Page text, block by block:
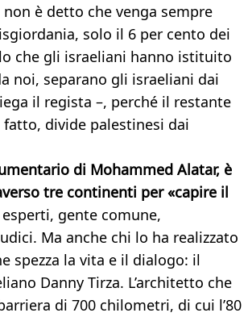
è detto che venga sempre
solo il 6 per cento dei
che gli israeliani hanno istituito
noi, separano gli israeliani dai
il regista –, perché il restante
fatto, divide palestinesi dai
di Mohammed Alatar, è
tre continenti per «capire il
gente comune,
Ma anche chi lo ha realizzato
spezza la vita e il dialogo: il
Danny Tirza. L’architetto che
di 700 chilometri, di cui l’80